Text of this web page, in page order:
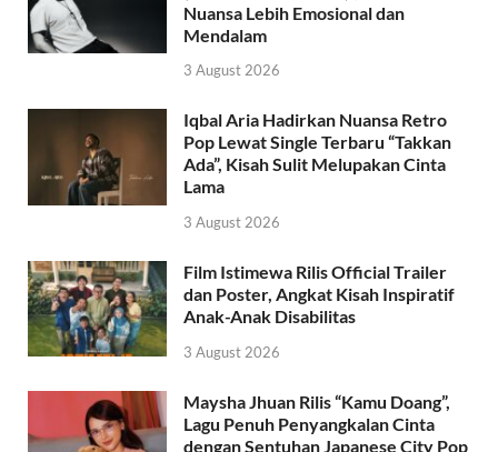
Nuansa Lebih Emosional dan
Mendalam
3 August 2026
Iqbal Aria Hadirkan Nuansa Retro
Pop Lewat Single Terbaru “Takkan
Ada”, Kisah Sulit Melupakan Cinta
Lama
3 August 2026
Film Istimewa Rilis Official Trailer
dan Poster, Angkat Kisah Inspiratif
Anak-Anak Disabilitas
3 August 2026
Maysha Jhuan Rilis “Kamu Doang”,
Lagu Penuh Penyangkalan Cinta
dengan Sentuhan Japanese City Pop